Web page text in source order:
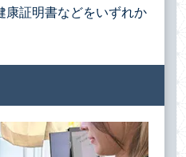
康証明書などをいずれか